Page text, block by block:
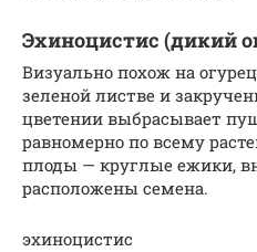
Эхиноцистис (дикий
Визуально похож на
зеленой листве и
цветении выбрасывает
равномерно по всему
плоды — круглые ежики,
расположены семена.
эхиноцистис